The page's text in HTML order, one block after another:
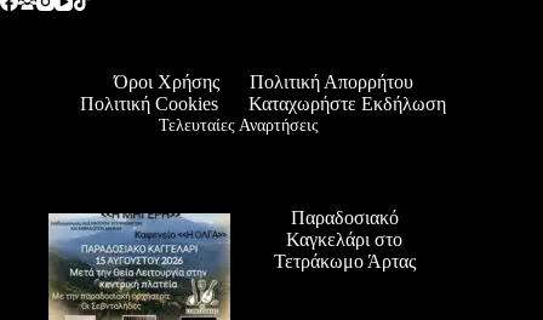
Όροι Χρήσης
Πολιτική Απορρήτου
Πολιτική Cookies
Καταχωρήστε Εκδήλωση
Τελευταίες Αναρτήσεις
Παραδοσιακό
Καγκελάρι στο
Τετράκωμο Άρτας